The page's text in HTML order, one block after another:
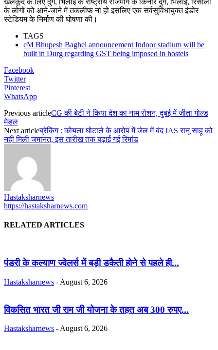
के लोगों को आने-जाने में तकलीफ ना हो इसलिए एक सर्वसुविधायुक्त इंडोर
स्टेडियम के निर्माण की घोषणा की।
TAGS
cM Bhupesh Baghel announcement Indoor stadium will be
built in Durg regarding GST being imposed in hostels
Facebook
Twitter
Pinterest
WhatsApp
Previous articleCG की बेटी ने किया देश का नाम रोशन, दुबई में जीता गोल्ड
मेडल
Next articleब्रेकिंग : कोयला घोटाले के आरोप में जेल में बंद IAS रानू साहू को
नहीं मिली जमानत, इस तारीख तक बढ़ाई गई रिमांड
Hastaksharnews
https://hastaksharnews.com
RELATED ARTICLES
पंडरी के कल्याण ज्वेलर्स में बड़ी डकैती होने से पहले ही...
Hastaksharnews - August 6, 2026
विकसित भारत जी राम जी योजना के तहत अब 300 रुपए...
Hastaksharnews - August 6, 2026